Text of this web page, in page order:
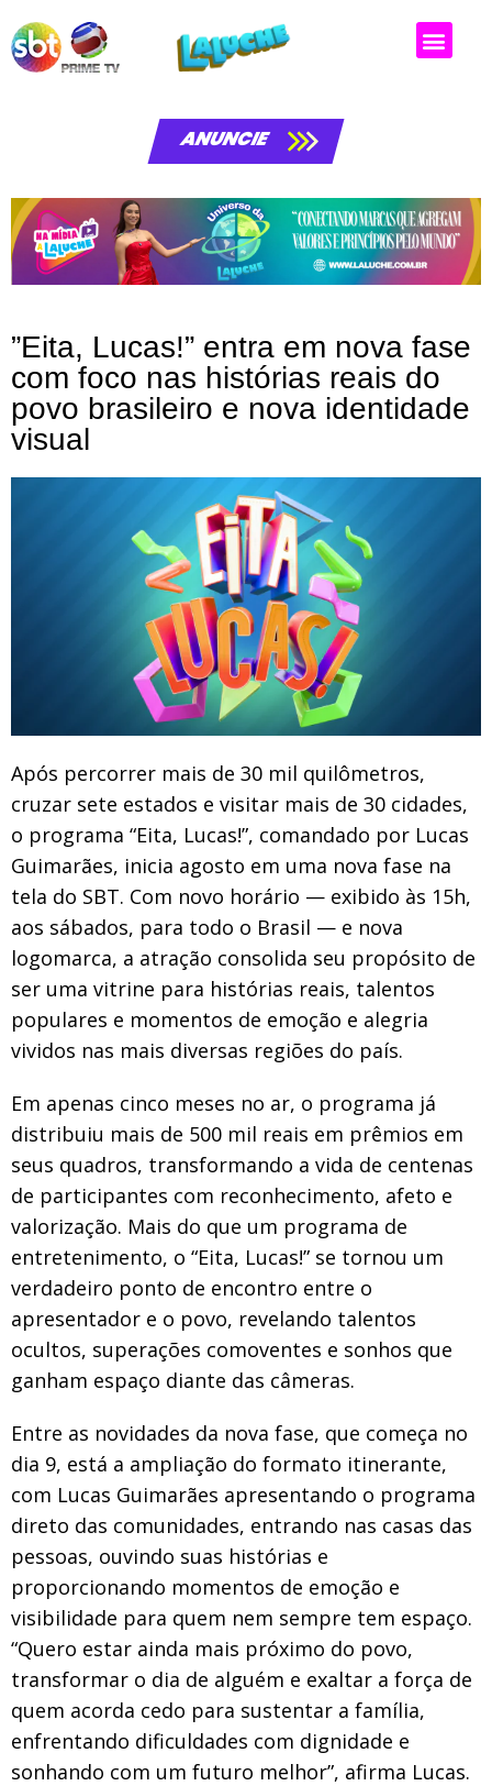
ANUNCIE
”Eita, Lucas!” entra em nova fase
com foco nas histórias reais do
povo brasileiro e nova identidade
visual
Após percorrer mais de 30 mil quilômetros,
cruzar sete estados e visitar mais de 30 cidades,
o programa “Eita, Lucas!”, comandado por Lucas
Guimarães, inicia agosto em uma nova fase na
tela do SBT. Com novo horário — exibido às 15h,
aos sábados, para todo o Brasil — e nova
logomarca, a atração consolida seu propósito de
ser uma vitrine para histórias reais, talentos
populares e momentos de emoção e alegria
vividos nas mais diversas regiões do país.
Em apenas cinco meses no ar, o programa já
distribuiu mais de 500 mil reais em prêmios em
seus quadros, transformando a vida de centenas
de participantes com reconhecimento, afeto e
valorização. Mais do que um programa de
entretenimento, o “Eita, Lucas!” se tornou um
verdadeiro ponto de encontro entre o
apresentador e o povo, revelando talentos
ocultos, superações comoventes e sonhos que
ganham espaço diante das câmeras.
Entre as novidades da nova fase, que começa no
dia 9, está a ampliação do formato itinerante,
com Lucas Guimarães apresentando o programa
direto das comunidades, entrando nas casas das
pessoas, ouvindo suas histórias e
proporcionando momentos de emoção e
visibilidade para quem nem sempre tem espaço.
“Quero estar ainda mais próximo do povo,
transformar o dia de alguém e exaltar a força de
quem acorda cedo para sustentar a família,
enfrentando dificuldades com dignidade e
sonhando com um futuro melhor”, afirma Lucas.